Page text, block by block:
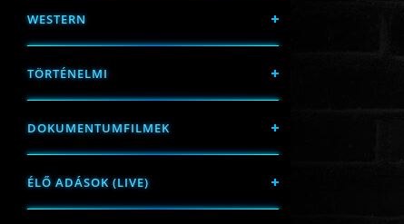
WESTERN
TÖRTÉNELMI
DOKUMENTUMFILMEK
ÉLŐ ADÁSOK (LIVE)